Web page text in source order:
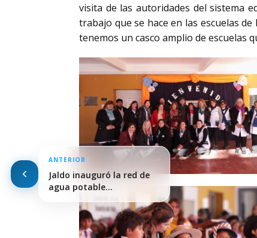
visita de las autoridades del sistema
trabajo que se hace en las escuelas
tenemos un casco amplio de escuelas
ANTERIOR
Jaldo inauguró la red de
agua potable…